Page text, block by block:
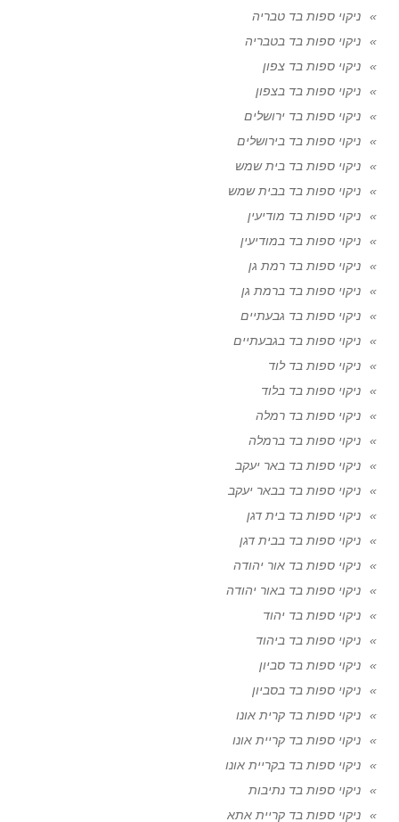
ניקוי ספות בד טבריה
ניקוי ספות בד בטבריה
ניקוי ספות בד צפון
ניקוי ספות בד בצפון
ניקוי ספות בד ירושלים
ניקוי ספות בד בירושלים
ניקוי ספות בד בית שמש
ניקוי ספות בד בבית שמש
ניקוי ספות בד מודיעין
ניקוי ספות בד במודיעין
ניקוי ספות בד רמת גן
ניקוי ספות בד ברמת גן
ניקוי ספות בד גבעתיים
ניקוי ספות בד בגבעתיים
ניקוי ספות בד לוד
ניקוי ספות בד בלוד
ניקוי ספות בד רמלה
ניקוי ספות בד ברמלה
ניקוי ספות בד באר יעקב
ניקוי ספות בד בבאר יעקב
ניקוי ספות בד בית דגן
ניקוי ספות בד בבית דגן
ניקוי ספות בד אור יהודה
ניקוי ספות בד באור יהודה
ניקוי ספות בד יהוד
ניקוי ספות בד ביהוד
ניקוי ספות בד סביון
ניקוי ספות בד בסביון
ניקוי ספות בד קרית אונו
ניקוי ספות בד קריית אונו
ניקוי ספות בד בקריית אונו
ניקוי ספות בד נתיבות
ניקוי ספות בד קריית אתא